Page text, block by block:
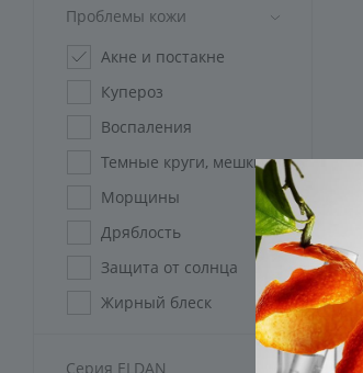
Без ограничений
Проблемы кожи
Акне и постакне
Купероз
Воспаления
Темные круги, мешки
Морщины
Дряблость
Защита от солнца
Жирный блеск
Серия ELDAN